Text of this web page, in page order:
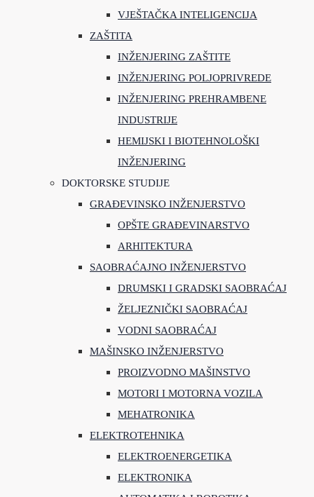
VJEŠTAČKA INTELIGENCIJA
ZAŠTITA
INŽENJERING ZAŠTITE
INŽENJERING POLJOPRIVREDE
INŽENJERING PREHRAMBENE
INDUSTRIJE
HEMIJSKI I BIOTEHNOLOŠKI
INŽENJERING
DOKTORSKE STUDIJE
GRAĐEVINSKO INŽENJERSTVO
OPŠTE GRAĐEVINARSTVO
ARHITEKTURA
SAOBRAĆAJNO INŽENJERSTVO
DRUMSKI I GRADSKI SAOBRAĆAJ
ŽELJEZNIČKI SAOBRAĆAJ
VODNI SAOBRAĆAJ
MAŠINSKO INŽENJERSTVO
PROIZVODNO MAŠINSTVO
MOTORI I MOTORNA VOZILA
MEHATRONIKA
ELEKTROTEHNIKA
ELEKTROENERGETIKA
ELEKTRONIKA